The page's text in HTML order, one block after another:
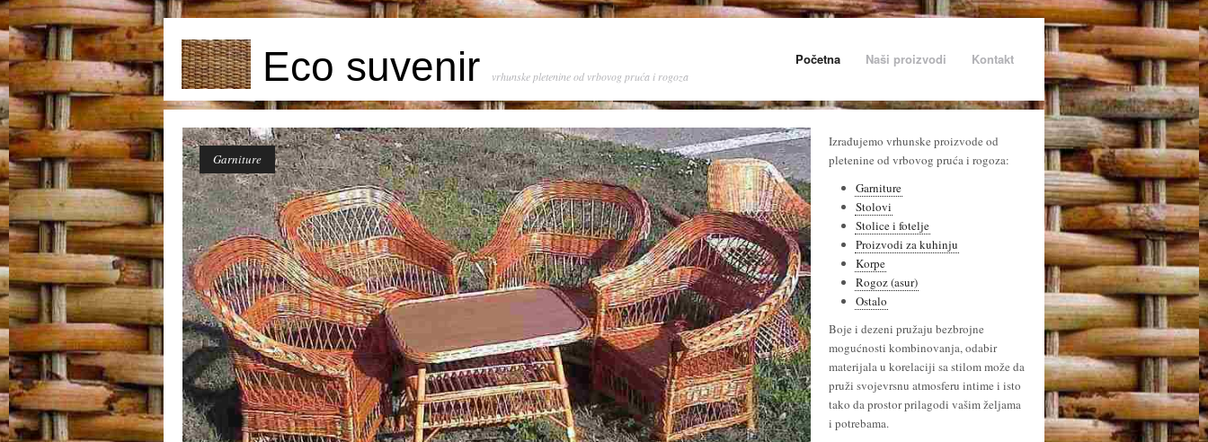
Eco suvenir vrhunske pletenine od vrbovog pruća i rogoza
Početna Naši proizvodi Kontakt
Stolovi
Izrađujemo vrhunske proizvode od
pletenine od vrbovog pruća i rogoza:
Garniture
Stolovi
Stolice i fotelje
Proizvodi za kuhinju
Korpe
Rogoz (asur)
Ostalo
Boje i dezeni pružaju bezbrojne
mogućnosti kombinovanja, odabir
materijala u korelaciji sa stilom može da
pruži svojevrsnu atmosferu intime i isto
tako da prostor prilagodi vašim željama
i potrebama.